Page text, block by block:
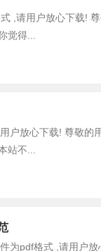
,请用户放心下载!
觉得...
户放心下载! 尊敬的
站不...
为pdf格式 ,请用户